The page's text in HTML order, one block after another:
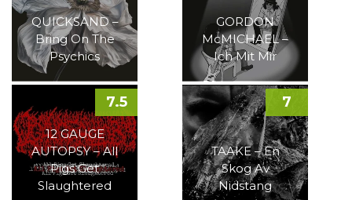
QUICKSAND –
Bring On The
Psychics
GORDON
McMICHAEL –
Ich Mit Mir
12 GAUGE
AUTOPSY – All
Pigs Get
Slaughtered
7.5
TAAKE – En
Skog Av
Nidstang
7